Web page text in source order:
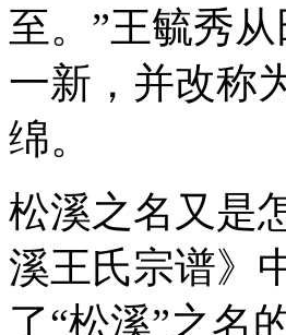
至。”王毓秀
一新，并改称
绵。
松溪之名又是
溪王氏宗谱》
了“松溪”之名